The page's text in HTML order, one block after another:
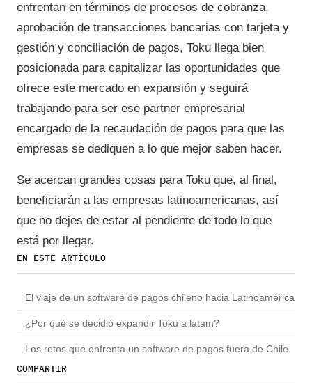
EN ESTE ARTÍCULO
El viaje de un software de pagos chileno hacia Latinoamérica
¿Por qué se decidió expandir Toku a latam?
Los retos que enfrenta un software de pagos fuera de Chile
COMPARTIR
enfrentan en términos de procesos de cobranza,
aprobación de transacciones bancarias con tarjeta y
gestión y conciliación de pagos, Toku llega bien
posicionada para capitalizar las oportunidades que
ofrece este mercado en expansión y seguirá
trabajando para ser ese partner empresarial
encargado de la recaudación de pagos para que las
empresas se dediquen a lo que mejor saben hacer.
Se acercan grandes cosas para Toku que, al final,
beneficiarán a las empresas latinoamericanas, así
que no dejes de estar al pendiente de todo lo que
está por llegar.